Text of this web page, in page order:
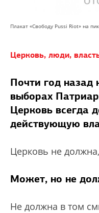
Плакат «Свободу Pussi Riot» на
Церковь, люди,
Почти год назад
выборах
Церковь всегда
действующую
Церковь не
Может, но не
Не должна в том